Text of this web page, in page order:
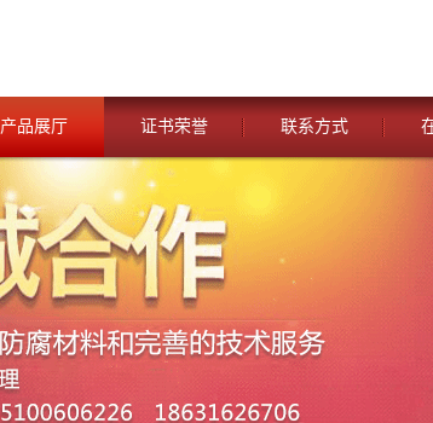
产品展厅 证书荣誉 联系方式